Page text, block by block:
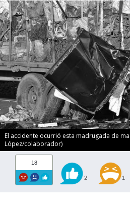
El accidente ocurrió esta madrugada de
López/colaborador)
18
2 1